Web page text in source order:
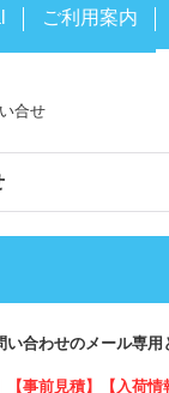
ご利用案内
合せ
い合わせのメール専用
【事前見積】【入荷